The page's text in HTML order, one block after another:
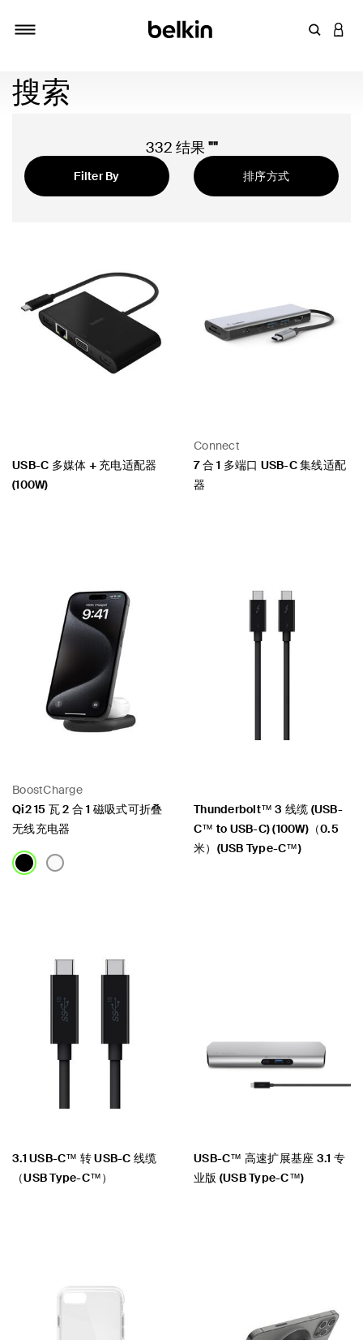
输入关键
登录
搜索
332 结果 ""
Filter By
排序方式
USB-C 多媒体 + 充电适配器
(100W)
Connect
7 合 1 多端口 USB-C 集线适配
器
BoostCharge
Qi2 15 瓦 2 合 1 磁吸式可折叠
无线充电器
Thunderbolt™ 3 线缆 (USB-
C™ to USB-C) (100W)（0.5
米）(USB Type-C™)
3.1 USB-C™ 转 USB-C 线缆
（USB Type-C™）
USB-C™ 高速扩展基座 3.1 专
业版 (USB Type-C™)